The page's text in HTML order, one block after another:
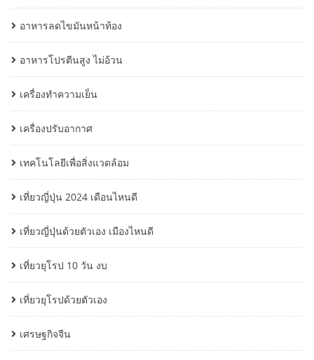
อาหารลดไขมันหน้าท้อง
อาหารโปรตีนสูง ไม่อ้วน
เครื่องทำความเย็น
เครื่องปรับอากาศ
เทคโนโลยีเพื่อสิ่งแวดล้อม
เที่ยวญี่ปุ่น 2024 เดือนไหนดี
เที่ยวญี่ปุ่นด้วยตัวเอง เมืองไหนดี
เที่ยวยุโรป 10 วัน งบ
เที่ยวยุโรปด้วยตัวเอง
เศรษฐกิจจีน